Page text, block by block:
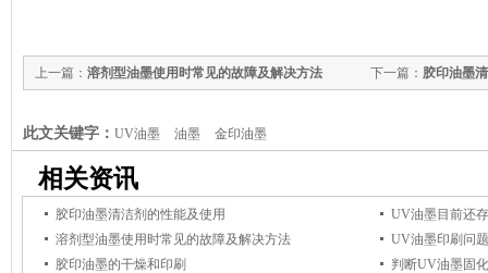
下一篇： 胶印油墨
上一篇： 溶剂型油墨使用时常见的故障及解决方法
此文关键字： UV油墨 油墨 金印油墨
相关资讯
胶印油墨清洁剂的性能及使用
UV油墨目前还
溶剂型油墨使用时常见的故障及解决方法
UV油墨印刷问
胶印油墨的干燥和印刷
判断UV油墨固